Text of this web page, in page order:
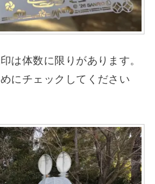
は体数に限りがあります。
にチェックしてください